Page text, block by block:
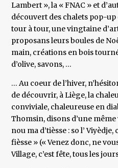
Lambert », la « FNAC » et
découvert des chalets pop-
tour à tour, une vingtaine
proposans leurs boules de
main, créations en bois
d’olive, savons, …
… Au coeur de l’hiver,
de découvrir, à Liège, la
conviviale, chaleureuse en
Thomsin, disons d’une même
nou ma d’tièsse : so l’ Viyèdje,
fièsse » (« Venez donc, ne
Village, c’est fête, tous les